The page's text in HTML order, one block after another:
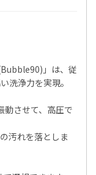
」は、従
洗浄力を実現。
動させて、高圧で
汚れを落としま